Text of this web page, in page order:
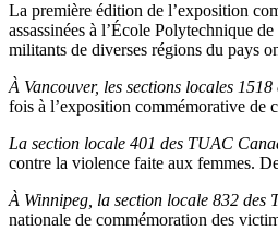
La première édition de l’exposition
assassinées à l’École Polytechnique
militants de diverses régions du pays
À Vancouver, les sections locales
fois à l’exposition commémorative de
La section locale 401 des TUAC
contre la violence faite aux femmes.
À Winnipeg, la section locale 832 des
nationale de commémoration des